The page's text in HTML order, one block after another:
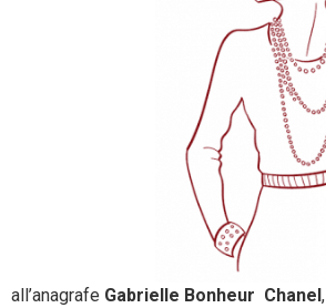
all’anagrafe Gabrielle Bonheur Chanel,